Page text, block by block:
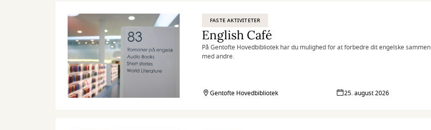
FASTE AKTIVITETER
English Café
På Gentofte Hovedbibliotek har du mulighed for at forbedre dit engelske sammen
med andre.
Gentofte Hovedbibliotek 25. august 2026